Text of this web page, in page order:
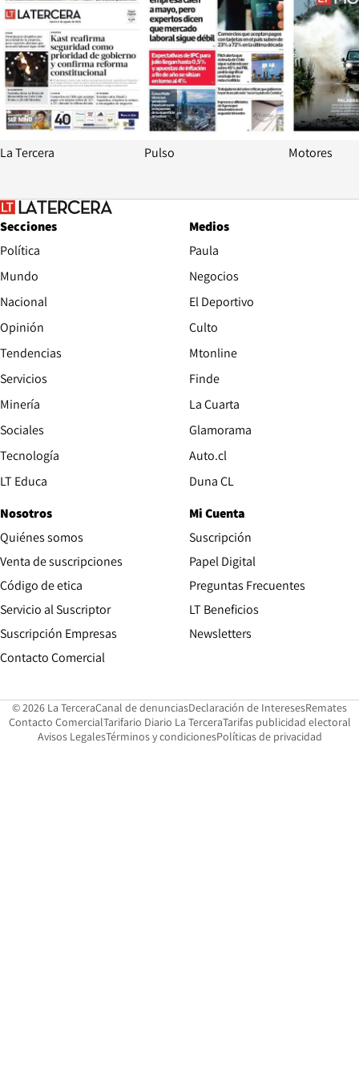
La Tercera Pulso Motores
Secciones
Política
Mundo
Nacional
Opinión
Tendencias
Servicios
Minería
Sociales
Tecnología
LT Educa
Medios
Paula
Negocios
El Deportivo
Culto
Mtonline
Finde
La Cuarta
Glamorama
Auto.cl
Duna CL
Nosotros
Quiénes somos
Venta de suscripciones
Código de etica Opens in new window
Servicio al Suscriptor
Suscripción Empresas
Contacto Comercial
Mi Cuenta
Suscripción
Papel Digital
Preguntas Frecuentes
LT Beneficios
Newsletters
© 2026 La TerceraCanal de denunciasOpens in new window
Declaración de InteresesOpens in
Remates
Contacto ComercialOpens in new window
Tarifario Diario La TerceraOpens in new window
Tarifas publicidad electoral
Avisos LegalesOpens in new window
Términos y condicionesPolíticas de privacidad